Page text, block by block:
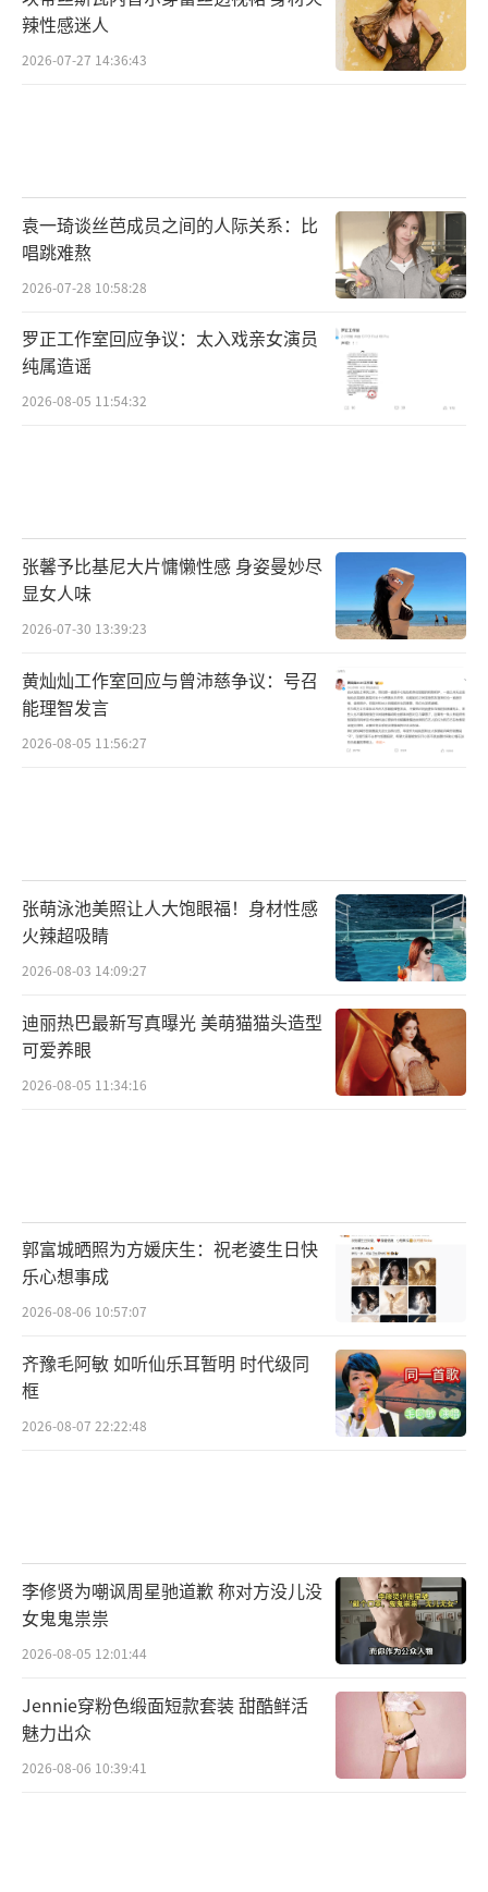
辣性感迷人
2026-07-27 14:36:43
袁一琦谈丝芭成员之间的人际关系：比
唱跳难熬
2026-07-28 10:58:28
罗正工作室回应争议：太入戏亲女演员
纯属造谣
2026-08-05 11:54:32
张馨予比基尼大片慵懒性感 身姿曼妙尽
显女人味
2026-07-30 13:39:23
黄灿灿工作室回应与曾沛慈争议：号召
能理智发言
2026-08-05 11:56:27
张萌泳池美照让人大饱眼福！身材性感
火辣超吸睛
2026-08-03 14:09:27
迪丽热巴最新写真曝光 美萌猫猫头造型
可爱养眼
2026-08-05 11:34:16
郭富城晒照为方媛庆生：祝老婆生日快
乐心想事成
2026-08-06 10:57:07
齐豫毛阿敏 如听仙乐耳暂明 时代级同
框
2026-08-07 22:22:48
李修贤为嘲讽周星驰道歉 称对方没儿没
女鬼鬼祟祟
2026-08-05 12:01:44
Jennie穿粉色缎面短款套装 甜酷鲜活
魅力出众
2026-08-06 10:39:41